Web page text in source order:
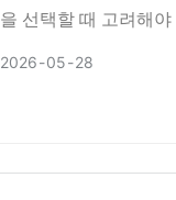
을 선택할 때 고려해
2026 05 28